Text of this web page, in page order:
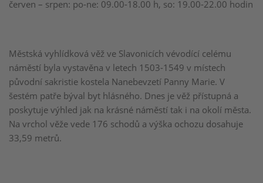
Městská vyhlídková věž ve Slavonicích vévodící celému
náměstí byla vystavěna v letech 1503-1549 v místech
původní sakristie kostela Nanebevzetí Panny Marie. V
šestém patře býval byt hlásného. Dnes je věž přístupná a
poskytuje výhled jak na krásné náměstí tak i na okolí města.
Na vrchol věže vede 176 schodů a výška ochozu dosahuje
33,59 metrů.
červen – srpen: po-ne: 09.00-18.00 h, so: 19.00-22.00 hodin